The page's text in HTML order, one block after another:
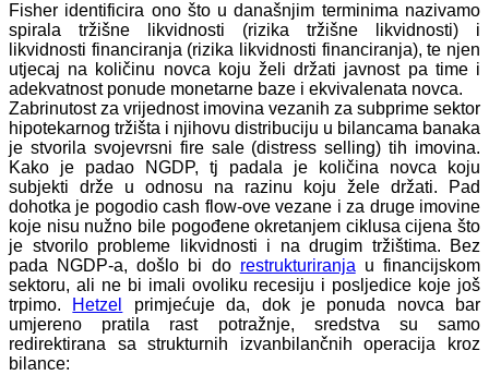
Fisher identificira ono što u današnjim terminima nazivamo
spirala tržišne likvidnosti (rizika tržišne likvidnosti) i
likvidnosti financiranja (rizika likvidnosti financiranja), te njen
utjecaj na količinu novca koju želi držati javnost pa time i
adekvatnost ponude monetarne baze i ekvivalenata novca.
Zabrinutost za vrijednost imovina vezanih za subprime sektor
hipotekarnog tržišta i njihovu distribuciju u bilancama banaka
je stvorila svojevrsni fire sale (distress selling) tih imovina.
Kako je padao NGDP, tj padala je količina novca koju
subjekti drže u odnosu na razinu koju žele držati. Pad
dohotka je pogodio cash flow-ove vezane i za druge imovine
koje nisu nužno bile pogođene okretanjem ciklusa cijena što
je stvorilo probleme likvidnosti i na drugim tržištima. Bez
pada NGDP-a, došlo bi do restrukturiranja u financijskom
sektoru, ali ne bi imali ovoliku recesiju i posljedice koje još
trpimo. Hetzel
primjećuje da, dok je ponuda novca bar
umjereno pratila rast potražnje, sredstva su samo
redirektirana sa strukturnih izvanbilančnih operacija kroz
bilance: